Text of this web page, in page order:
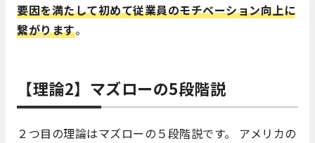
要因を満たして初めて従業員のモチベーション向上に
繋がります。
【理論2】マズローの5段階説
２つ目の理論はマズローの５段階説です。 アメリカの